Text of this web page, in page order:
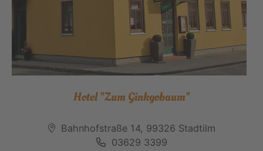
Hotel "Zum Ginkgobaum"
Bahnhofstraße 14, 99326 Stadtilm
03629 3399